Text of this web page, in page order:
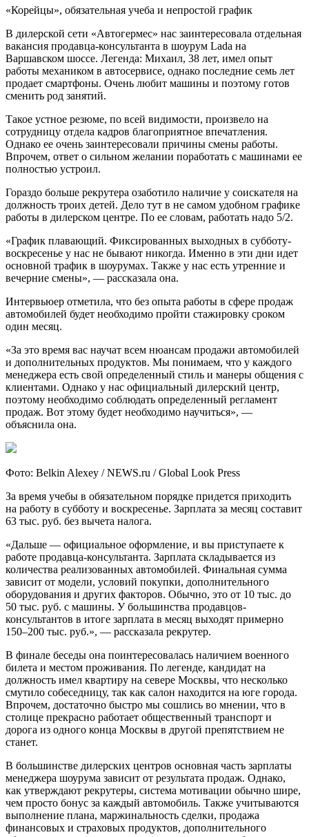
«Корейцы», обязательная учеба и непростой график
В дилерской сети «Автогермес» нас заинтересовала отдельная
вакансия продавца-консультанта в шоурум Lada на
Варшавском шоссе. Легенда: Михаил, 38 лет, имел опыт
работы механиком в автосервисе, однако последние семь лет
продает смартфоны. Очень любит машины и поэтому готов
сменить род занятий.
Такое устное резюме, по всей видимости, произвело на
сотрудницу отдела кадров благоприятное впечатления.
Однако ее очень заинтересовали причины смены работы.
Впрочем, ответ о сильном желании поработать с машинами ее
полностью устроил.
Гораздо больше рекрутера озаботило наличие у соискателя на
должность троих детей. Дело тут в не самом удобном графике
работы в дилерском центре. По ее словам, работать надо 5/2.
«График плавающий. Фиксированных выходных в субботу-
воскресенье у нас не бывают никогда. Именно в эти дни идет
основной трафик в шоурумах. Также у нас есть утренние и
вечерние смены», — рассказала она.
Интервьюер отметила, что без опыта работы в сфере продаж
автомобилей будет необходимо пройти стажировку сроком
один месяц.
«За это время вас научат всем нюансам продажи автомобилей
и дополнительных продуктов. Мы понимаем, что у каждого
менеджера есть свой определенный стиль и манеры общения с
клиентами. Однако у нас официальный дилерский центр,
поэтому необходимо соблюдать определенный регламент
продаж. Вот этому будет необходимо научиться», —
объяснила она.
Фото: Belkin Alexey / NEWS.ru / Global Look Press
За время учебы в обязательном порядке придется приходить
на работу в субботу и воскресенье. Зарплата за месяц составит
63 тыс. руб. без вычета налога.
«Дальше — официальное оформление, и вы приступаете к
работе продавца-консультанта. Зарплата складывается из
количества реализованных автомобилей. Финальная сумма
зависит от модели, условий покупки, дополнительного
оборудования и других факторов. Обычно, это от 10 тыс. до
50 тыс. руб. с машины. У большинства продавцов-
консультантов в итоге зарплата в месяц выходят примерно
150–200 тыс. руб.», — рассказала рекрутер.
В финале беседы она поинтересовалась наличием военного
билета и местом проживания. По легенде, кандидат на
должность имел квартиру на севере Москвы, что несколько
смутило собеседницу, так как салон находится на юге города.
Впрочем, достаточно быстро мы сошлись во мнении, что в
столице прекрасно работает общественный транспорт и
дорога из одного конца Москвы в другой препятствием не
станет.
В большинстве дилерских центров основная часть зарплаты
менеджера шоурума зависит от результата продаж. Однако,
как утверждают рекрутеры, система мотивации обычно шире,
чем просто бонус за каждый автомобиль. Также учитываются
выполнение плана, маржинальность сделки, продажа
финансовых и страховых продуктов, дополнительного